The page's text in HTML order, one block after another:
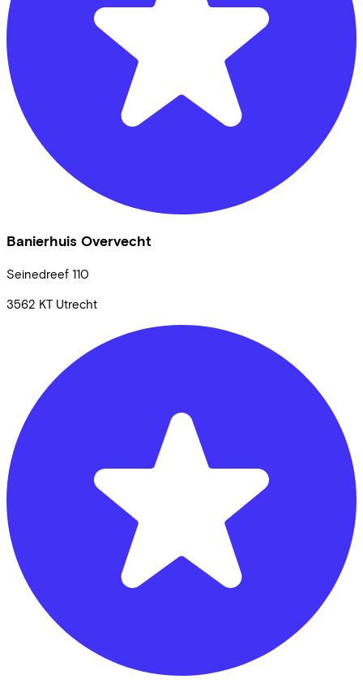
Banierhuis Overvecht
Seinedreef 110
3562 KT Utrecht